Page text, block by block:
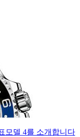
모델 4를 소개합니다